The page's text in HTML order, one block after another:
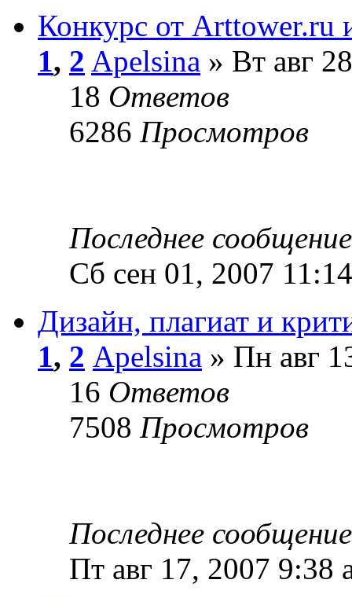
Конкурс от Arttower.ru
1, 2 Apelsina » Вт авг
18 Ответов
6286 Просмотров
Последнее
Сб сен 01, 2007
Дизайн, плагиат и
1, 2 Apelsina » Пн авг
16 Ответов
7508 Просмотров
Последнее
Пт авг 17, 2007 9:38